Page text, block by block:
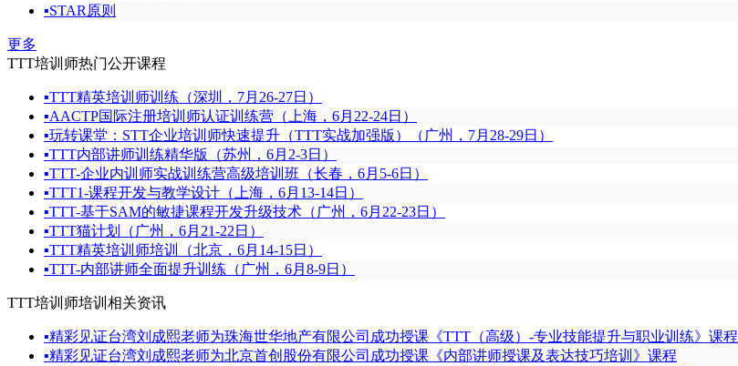
▪STAR原则
更多
TTT培训师热门公开课程
▪TTT精英培训师训练（深圳，7月26-27日）
▪AACTP国际注册培训师认证训练营（上海，6月22-24日）
▪玩转课堂：STT企业培训师快速提升（TTT实战加强版）（广州，7月28-29日）
▪TTT内部讲师训练精华版（苏州，6月2-3日）
▪TTT-企业内训师实战训练营高级培训班（长春，6月5-6日）
▪TTT1-课程开发与教学设计（上海，6月13-14日）
▪TTT-基于SAM的敏捷课程开发升级技术（广州，6月22-23日）
▪TTT猫计划（广州，6月21-22日）
▪TTT精英培训师培训（北京，6月14-15日）
▪TTT-内部讲师全面提升训练（广州，6月8-9日）
TTT培训师培训相关资讯
▪精彩见证台湾刘成熙老师为珠海世华地产有限公司成功授课《TTT（高级）-专业技能提升与职业训练》课程
▪精彩见证台湾刘成熙老师为北京首创股份有限公司成功授课《内部讲师授课及表达技巧培训》课程